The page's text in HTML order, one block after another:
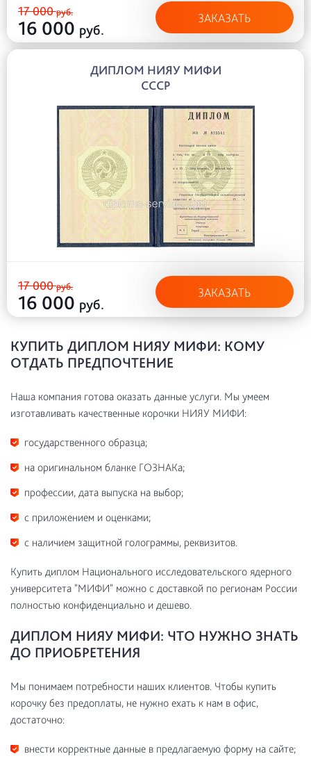
17 000руб.
16 000 руб.
ЗАКАЗАТЬ
ДИПЛОМ НИЯУ МИФИ
СССР
17 000руб.
16 000 руб.
ЗАКАЗАТЬ
КУПИТЬ ДИПЛОМ НИЯУ МИФИ: КОМУ
ОТДАТЬ ПРЕДПОЧТЕНИЕ
Наша компания готова оказать данные услуги. Мы умеем
изготавливать качественные корочки НИЯУ МИФИ:
государственного образца;
на оригинальном бланке ГОЗНАКа;
профессии, дата выпуска на выбор;
с приложением и оценками;
с наличием защитной голограммы, реквизитов.
Купить диплом Национального исследовательского ядерного
университета "МИФИ" можно с доставкой по регионам России
полностью конфиденциально и дешево.
ДИПЛОМ НИЯУ МИФИ: ЧТО НУЖНО ЗНАТЬ
ДО ПРИОБРЕТЕНИЯ
Мы понимаем потребности наших клиентов. Чтобы купить
корочку без предоплаты, не нужно ехать к нам в офис,
достаточно:
внести корректные данные в предлагаемую форму на сайте;